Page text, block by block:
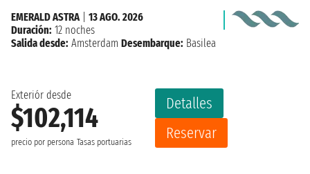
Exteriór desde
$102,114
precio por persona Tasas portuarias
Detalles
Reservar
EMERALD ASTRA
13 AGO. 2026
Duración: 12 noches
Salida desde: Amsterdam Desembarque: Basilea